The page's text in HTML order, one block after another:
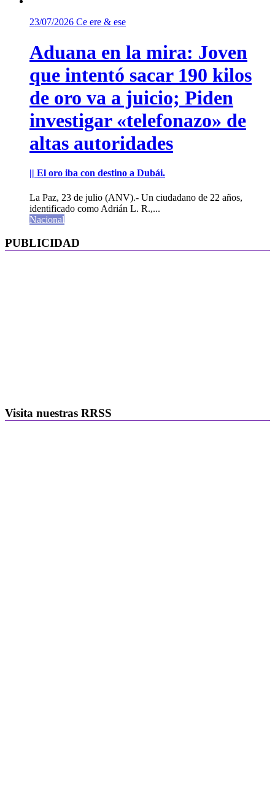
23/07/2026 Ce ere & ese
Aduana en la mira: Joven
que intentó sacar 190 kilos
de oro va a juicio; Piden
investigar «telefonazo» de
altas autoridades
|| El oro iba con destino a Dubái.
La Paz, 23 de julio (ANV).- Un ciudadano de 22 años,
identificado como Adrián L. R.,...
Nacional
PUBLICIDAD
Visita nuestras RRSS